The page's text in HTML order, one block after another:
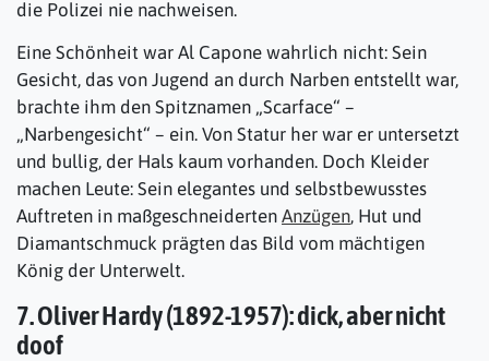
die Polizei nie nachweisen.
Eine Schönheit war Al Capone wahrlich nicht: Sein
Gesicht, das von Jugend an durch Narben entstellt war,
brachte ihm den Spitznamen „Scarface“ –
„Narbengesicht“ – ein. Von Statur her war er untersetzt
und bullig, der Hals kaum vorhanden. Doch Kleider
machen Leute: Sein elegantes und selbstbewusstes
Auftreten in maßgeschneiderten Anzügen, Hut und
Diamantschmuck prägten das Bild vom mächtigen
König der Unterwelt.
7. Oliver Hardy (1892-1957): dick, aber nicht
doof